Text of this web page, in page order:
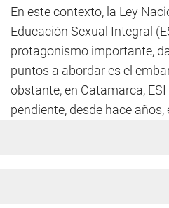
En este contexto, la Ley
Educación Sexual Integral
protagonismo importante,
puntos a abordar es el
obstante, en Catamarca,
pendiente, desde hace años,